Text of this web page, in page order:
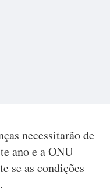
necessitarão de
ano e a ONU
se as condições